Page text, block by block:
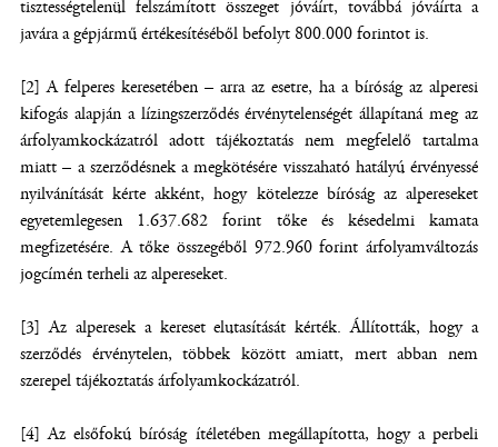
tisztességtelenül felszámított összeget jóváírt, továbbá jóváírta a
javára a gépjármű értékesítéséből befolyt 800.000 forintot is.
[2] A felperes keresetében – arra az esetre, ha a bíróság az alperesi
kifogás alapján a lízingszerződés érvénytelenségét állapítaná meg az
árfolyamkockázatról adott tájékoztatás nem megfelelő tartalma
miatt – a szerződésnek a megkötésére visszaható hatályú érvényessé
nyilvánítását kérte akként, hogy kötelezze bíróság az alpereseket
egyetemlegesen 1.637.682 forint tőke és késedelmi kamata
megfizetésére. A tőke összegéből 972.960 forint árfolyamváltozás
jogcímén terheli az alpereseket.
[3] Az alperesek a kereset elutasítását kérték. Állították, hogy a
szerződés érvénytelen, többek között amiatt, mert abban nem
szerepel tájékoztatás árfolyamkockázatról.
[4] Az elsőfokú bíróság ítéletében megállapította, hogy a perbeli